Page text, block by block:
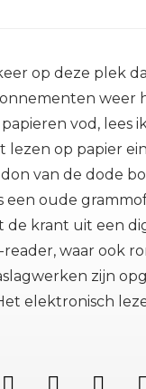
op deze plek
weer
vod, lees
op papier
van de dode
een oude
de krant uit een
waar ook
zijn
elektronisch